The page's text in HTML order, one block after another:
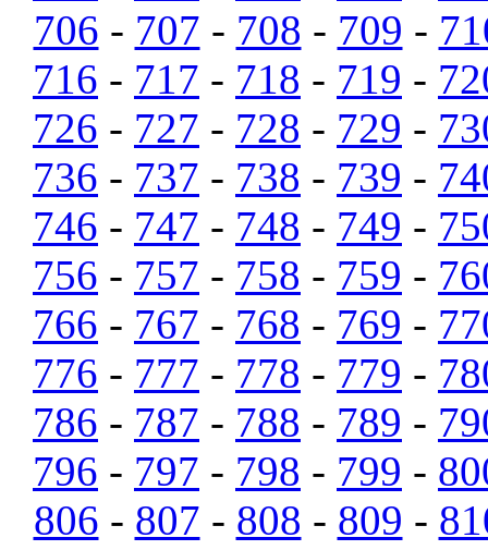
706 - 707 - 708 - 709 -
716 - 717 - 718 - 719 -
726 - 727 - 728 - 729 -
736 - 737 - 738 - 739 -
746 - 747 - 748 - 749 -
756 - 757 - 758 - 759 -
766 - 767 - 768 - 769 -
776 - 777 - 778 - 779 -
786 - 787 - 788 - 789 -
796 - 797 - 798 - 799 -
806 - 807 - 808 - 809 -